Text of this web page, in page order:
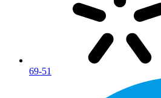
69-51